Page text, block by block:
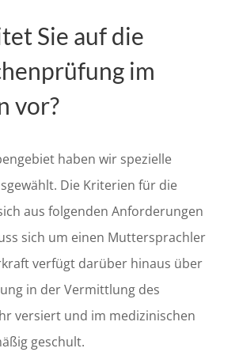
Sie auf die
im
vor?
haben wir spezielle
Die Kriterien für die
aus folgenden Anforderungen
sich um einen Muttersprachler
verfügt darüber hinaus über
in der Vermittlung des
versiert und im medizinischen
geschult.